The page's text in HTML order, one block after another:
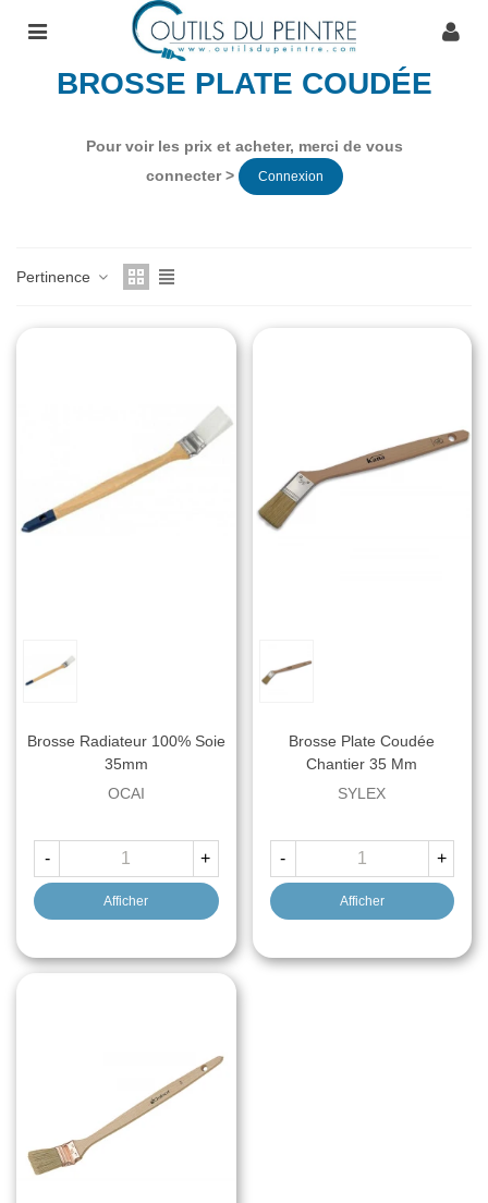
BROSSE PLATE COUDÉE
Pour voir les prix et acheter, merci de vous
connecter >
Connexion
Pertinence
Brosse Radiateur 100% Soie
35mm
OCAI
- +
Afficher
Brosse Plate Coudée
Chantier 35 Mm
SYLEX
- +
Afficher